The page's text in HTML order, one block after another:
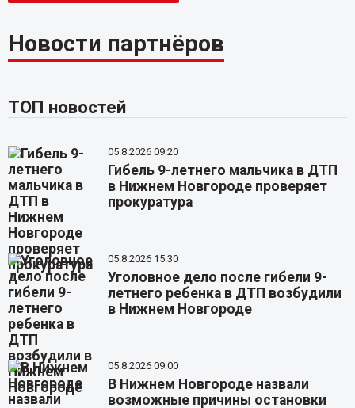
Новости партнёров
ТОП новостей
05.8.2026 09:20
Гибель 9-летнего мальчика в ДТП
в Нижнем Новгороде проверяет
прокуратура
05.8.2026 15:30
Уголовное дело после гибели 9-
летнего ребенка в ДТП возбудили
в Нижнем Новгороде
05.8.2026 09:00
В Нижнем Новгороде назвали
возможные причины остановки